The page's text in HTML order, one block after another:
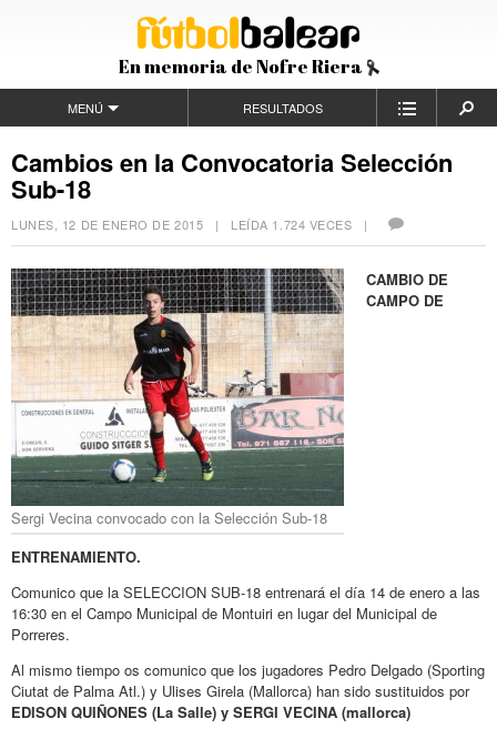
En memoria de Nofre Riera
MENÚ RESULTADOS
Cambios en la Convocatoria Selección
Sub-18
LUNES, 12 DE ENERO DE 2015 | LEÍDA 1.724 VECES |
Sergi Vecina convocado con la Selección Sub-18
CAMBIO DE
CAMPO DE
ENTRENAMIENTO.
Comunico que la SELECCION SUB-18 entrenará el día 14 de enero a las
16:30 en el Campo Municipal de Montuiri en lugar del Municipal de
Porreres.
Al mismo tiempo os comunico que los jugadores Pedro Delgado (Sporting
Ciutat de Palma Atl.) y Ulises Girela (Mallorca) han sido sustituidos por
EDISON QUIÑONES (La Salle) y SERGI VECINA (mallorca)